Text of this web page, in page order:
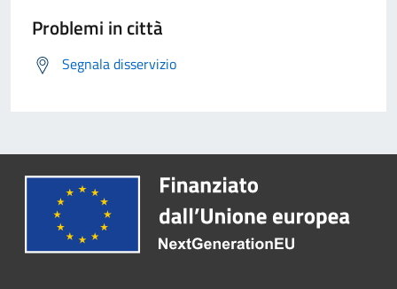
Problemi in città
Segnala disservizio